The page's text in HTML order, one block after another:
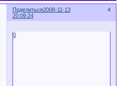
Поделиться 4
2008-11-13
20:09:24
0